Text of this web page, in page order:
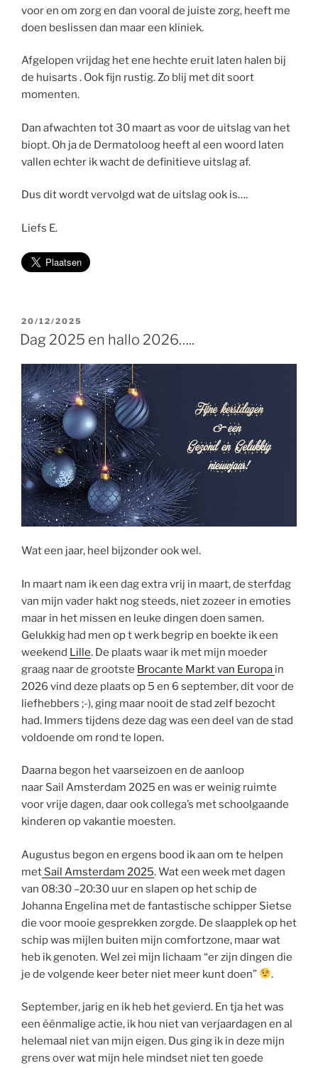
voor en om zorg en dan vooral de juiste zorg, heeft me
doen beslissen dan maar een kliniek.
Afgelopen vrijdag het ene hechte eruit laten halen bij
de huisarts . Ook fijn rustig. Zo blij met dit soort
momenten.
Dan afwachten tot 30 maart as voor de uitslag van het
biopt. Oh ja de Dermatoloog heeft al een woord laten
vallen echter ik wacht de definitieve uitslag af.
Dus dit wordt vervolgd wat de uitslag ook is….
Liefs E.
GEPLAATST
OP
20/12/2025
Dag 2025 en hallo 2026…..
Wat een jaar, heel bijzonder ook wel.
In maart nam ik een dag extra vrij in maart, de sterfdag
van mijn vader hakt nog steeds, niet zozeer in emoties
maar in het missen en leuke dingen doen samen.
Gelukkig had men op t werk begrip en boekte ik een
weekend Lille. De plaats waar ik met mijn moeder
graag naar de grootste Brocante Markt van Europa in
2026 vind deze plaats op 5 en 6 september, dit voor de
liefhebbers ;-), ging maar nooit de stad zelf bezocht
had. Immers tijdens deze dag was een deel van de stad
voldoende om rond te lopen.
Daarna begon het vaarseizoen en de aanloop
naar Sail Amsterdam 2025 en was er weinig ruimte
voor vrije dagen, daar ook collega’s met schoolgaande
kinderen op vakantie moesten.
Augustus begon en ergens bood ik aan om te helpen
met Sail Amsterdam 2025. Wat een week met dagen
van 08:30 –20:30 uur en slapen op het schip de
Johanna Engelina met de fantastische schipper Sietse
die voor mooie gesprekken zorgde. De slaapplek op het
schip was mijlen buiten mijn comfortzone, maar wat
heb ik genoten. Wel zei mijn lichaam “er zijn dingen die
je de volgende keer beter niet meer kunt doen”
.
September, jarig en ik heb het gevierd. En tja het was
een éénmalige actie, ik hou niet van verjaardagen en al
helemaal niet van mijn eigen. Dus ging ik in deze mijn
grens over wat mijn hele mindset niet ten goede